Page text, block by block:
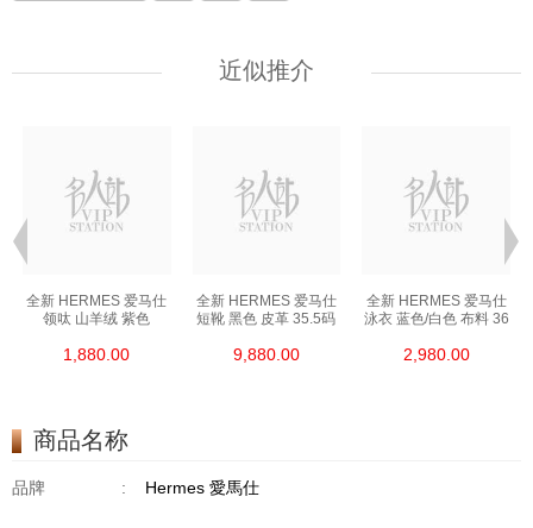
近似推介
全新 HERMES 爱马仕
领呔 山羊绒 紫色
1,880.00
全新 HERMES 爱马仕
短靴 黑色 皮革 35.5码
9,880.00
全新 HERMES 爱马仕
泳衣 蓝色/白色 布料 36
2,980.00
商品名称
品牌 : Hermes 愛馬仕